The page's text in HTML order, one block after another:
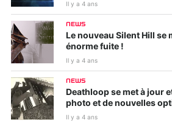
Il y a 4 ans
NEWS
Le nouveau Silent Hill se
énorme fuite !
Il y a 4 ans
NEWS
Deathloop se met à jour
photo et de nouvelles
Il y a 4 ans